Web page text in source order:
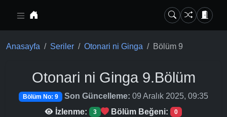
Anasayfa Seriler Otonari ni Ginga Bölüm 9
Otonari ni Ginga9.Bölüm
Bölüm No: 9 Son Güncelleme: 09 Aralık 2025, 09:35
İzlenme:
3 Bölüm Beğeni: 0